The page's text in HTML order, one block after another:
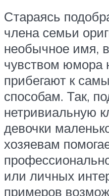
Стараясь
члена семьи
необычное имя,
чувством юмора
прибегают к
способам. Так,
нетривиальную
девочки
хозяевам
или личных
примеров